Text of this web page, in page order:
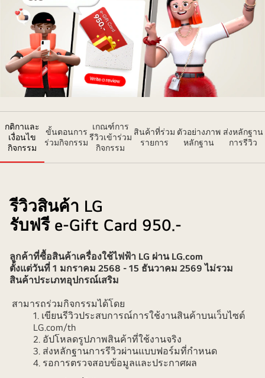
โปรโมท
แคมเปญ
แจก
ผ่าน
การ
เขียน
สินค้า
LG
กติกาและ
เงื่อนไข
กิจกรรม
ขั้นตอนการ
ร่วมกิจกรรม
เกณฑ์การ
รีวิวเข้าร่วม
กิจกรรม
สินค้าที่ร่วม
รายการ
ตัวอย่างภาพ
หลักฐาน
ส่งหลักฐาน
การรีวิว
รีวิวสินค้า LG
รับฟรี e-Gift Card 950.-
ลูกค้าที่ซื้อสินค้าเครื่องใช้ไฟฟ้า LG ผ่าน LG.com
ตั้งแต่วันที่ 1 มกราคม 2568 - 15 ธันวาคม 2569 ไม่รวม
สินค้าประเภทอุปกรณ์เสริม
สามารถร่วมกิจกรรมได้โดย
เขียนรีวิวประสบการณ์การใช้งานสินค้าบนเว็บไซต์
LG.com/th
อัปโหลดรูปภาพสินค้าที่ใช้งานจริง
ส่งหลักฐานการรีวิวผ่านแบบฟอร์มที่กำหนด
รอการตรวจสอบข้อมูลและประกาศผล